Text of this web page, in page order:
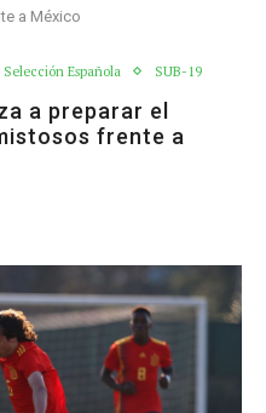
a México
Selección Española SUB-19
a preparar el
frente a